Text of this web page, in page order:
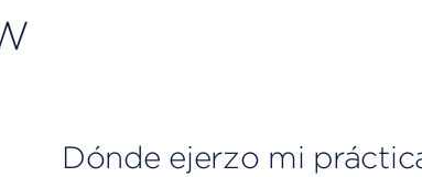
Dónde ejerzo mi